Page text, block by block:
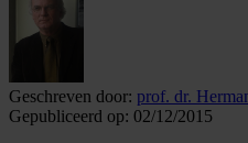
Geschreven door: prof. dr.
Gepubliceerd op: 02/12/2015